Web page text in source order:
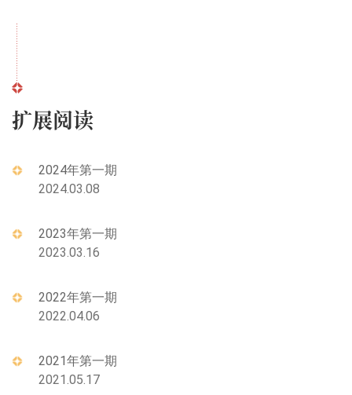
扩展阅读
2024年第一期
2024.03.08
2023年第一期
2023.03.16
2022年第一期
2022.04.06
2021年第一期
2021.05.17